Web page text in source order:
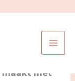
en soms
maakt met